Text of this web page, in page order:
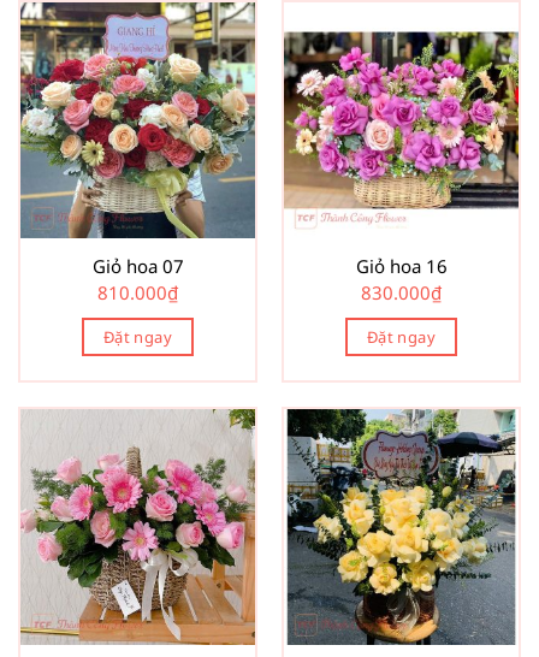
Giỏ hoa 07
810.000₫
Đặt ngay
Giỏ hoa 16
830.000₫
Đặt ngay